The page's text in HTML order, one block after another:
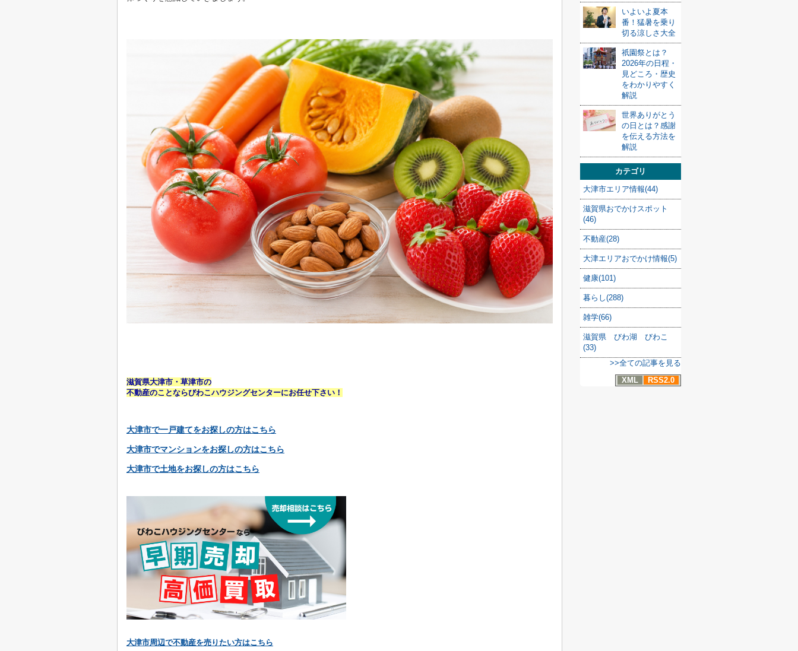
滋賀県大津市・草津市の
不動産のことならびわこハウジングセンターにお任せ下さい！
大津市で一戸建てをお探しの方はこちら
大津市でマンションをお探しの方はこちら
大津市で土地をお探しの方はこちら
大津市周辺で不動産を売りたい方はこちら
いよいよ夏本
番！猛暑を乗り
切る涼しさ大全
祇園祭とは？
2026年の日程・
見どころ・歴史
をわかりやすく
解説
世界ありがとう
の日とは？感謝
を伝える方法を
解説
カテゴリ
大津市エリア情報(44)
滋賀県おでかけスポット
(46)
不動産(28)
大津エリアおでかけ情報(5)
健康(101)
暮らし(288)
雑学(66)
滋賀県 びわ湖 びわこ
(33)
>>全ての記事を見る
XML
RSS2.0